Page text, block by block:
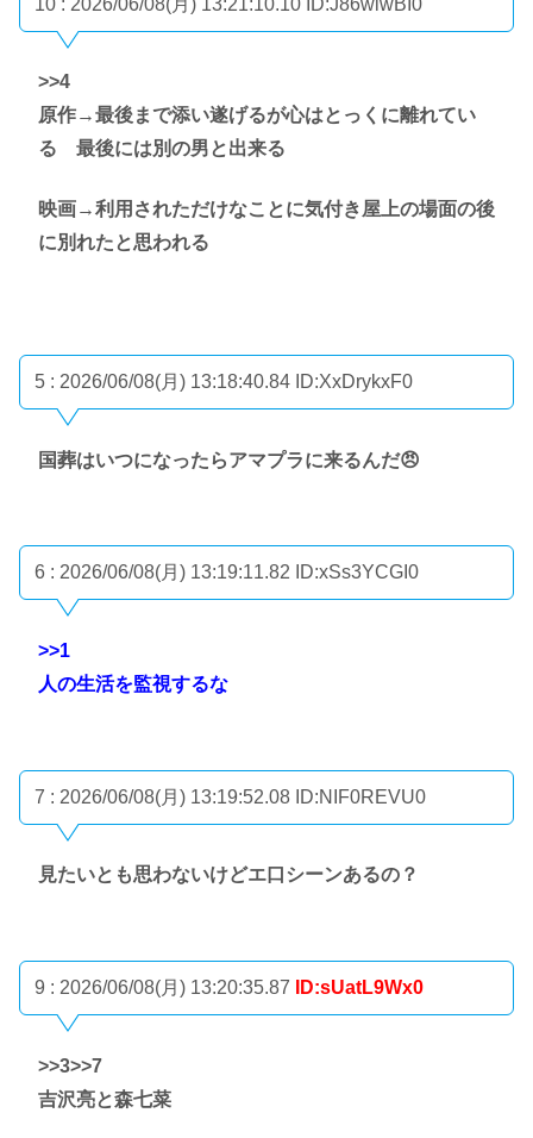
>>4
原作→最後まで添い遂げるが心はとっくに離れてい
る 最後には別の男と出来る
映画→利用されただけなことに気付き屋上の場面の後
に別れたと思われる
5 : 2026/06/08(月) 13:18:40.84 ID:XxDrykxF0
国葬はいつになったらアマプラに来るんだ😠
6 : 2026/06/08(月) 13:19:11.82 ID:xSs3YCGI0
>>1
人の生活を監視するな
7 : 2026/06/08(月) 13:19:52.08 ID:NIF0REVU0
見たいとも思わないけどエ口シーンあるの？
9 : 2026/06/08(月) 13:20:35.87 ID:sUatL9Wx0
>>3>>7
吉沢亮と森七菜